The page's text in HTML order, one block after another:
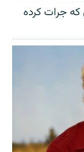
جرات کرده